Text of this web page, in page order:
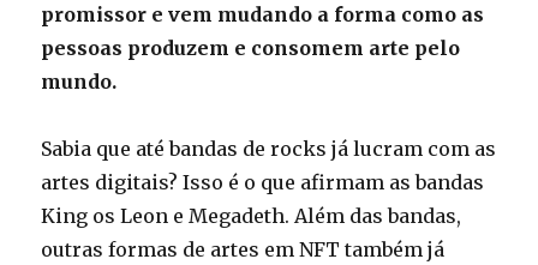
promissor e vem mudando a forma como as
pessoas produzem e consomem arte pelo
mundo.
Sabia que até bandas de rocks já lucram com as
artes digitais? Isso é o que afirmam as bandas
King os Leon e Megadeth. Além das bandas,
outras formas de artes em NFT também já